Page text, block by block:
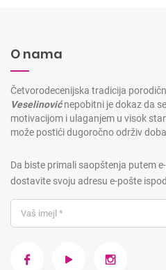
O nama
Četvorodecenijska tradicija
Veselinovićnepobitni je dokaz da
motivacijom i ulaganjem u visok
može postići dugoročno održiv
Da biste primali saopštenja putem
dostavite svoju adresu e-pošte